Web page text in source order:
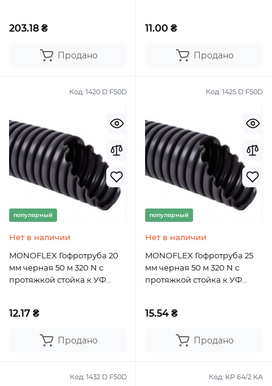
203.18 ₴
Продано
11.00 ₴
Продано
Код: 1420 D F50D
популярный
Нет в наличии
MONOFLEX Гофротруба 20
мм черная 50 м 320 N с
протяжкой стойка к УФ
12.17 ₴
Продано
Код: 1425 D F50D
популярный
Нет в наличии
MONOFLEX Гофротруба 25
мм черная 50 м 320 N с
протяжкой стойка к УФ
15.54 ₴
Продано
Код: 1432 D F50D Код: KP 64/2 KA